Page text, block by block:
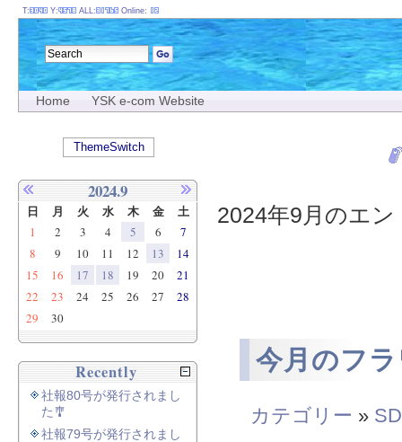
Home YSK e-com Website
2024年9月のエ
今月のフ
カテゴリー »
T: Y: ALL: Online:
ThemeSwitch
2024.9
日 月 火 水 木 金 土
1 2 3 4 5 6
7
8
9 10 11 12 13
14
15
16 17 18 19 20
21
22
23 24 25 26 27
28
29
30
Recently
社報80号が発行されまし
た🎐
社報79号が発行されまし